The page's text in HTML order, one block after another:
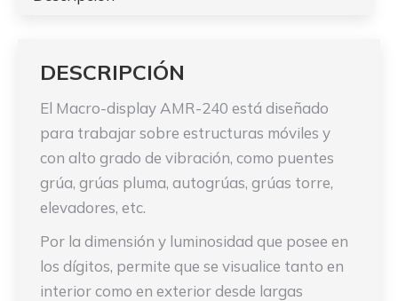
DESCRIPCIÓN
El Macro-display AMR-240 está diseñado
para trabajar sobre estructuras móviles y
con alto grado de vibración, como puentes
grúa, grúas pluma, autogrúas, grúas torre,
elevadores, etc.
Por la dimensión y luminosidad que posee en
los dígitos, permite que se visualice tanto en
interior como en exterior desde largas